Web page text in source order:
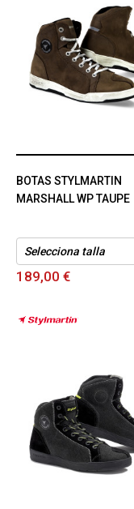
BOTAS STYLMARTIN
MARSHALL WP TAUPE
189,00 €